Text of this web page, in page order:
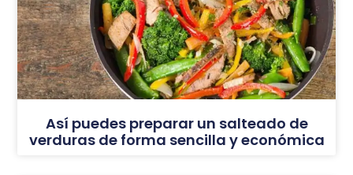
Así puedes preparar un salteado de
verduras de forma sencilla y económica